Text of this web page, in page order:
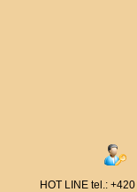
HOT LINE tel.: +420